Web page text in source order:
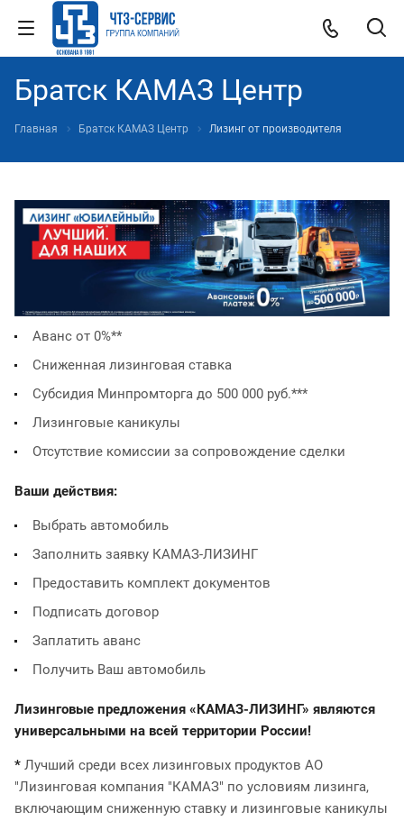
Братск КАМАЗ Центр
Главная Братск КАМАЗ Центр Лизинг от производителя
Аванс от 0%**
Сниженная лизинговая ставка
Субсидия Минпромторга до 500 000 руб.***
Лизинговые каникулы
Отсутствие комиссии за сопровождение сделки
Ваши действия:
Выбрать автомобиль
Заполнить заявку КАМАЗ-ЛИЗИНГ
Предоставить комплект документов
Подписать договор
Заплатить аванс
Получить Ваш автомобиль
Лизинговые предложения «КАМАЗ-ЛИЗИНГ» являются
универсальными на всей территории России!
* Лучший среди всех лизинговых продуктов АО
"Лизинговая компания "КАМАЗ" по условиям лизинга,
включающим сниженную ставку и лизинговые каникулы